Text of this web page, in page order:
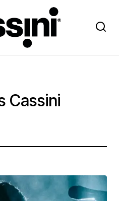
Cassini